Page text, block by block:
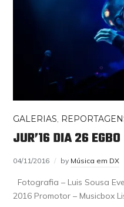
GALERIAS,
JUR’16 DIA 26 EGBO
04/11/2016 by Música em DX
Fotografia – Luis Sousa
2016 Promotor – Musicbox